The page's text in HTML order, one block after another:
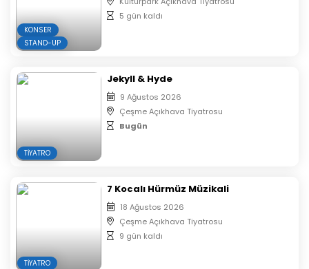
KONSER
STAND-UP
5 gün kaldı
TIYATRO
Jekyll & Hyde
9 Ağustos 2026
Çeşme Açıkhava Tiyatrosu
Bugün
TIYATRO
7 Kocalı Hürmüz Müzikali
18 Ağustos 2026
Çeşme Açıkhava Tiyatrosu
9 gün kaldı